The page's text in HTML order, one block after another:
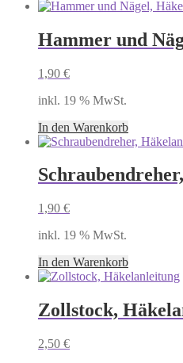
Hammer und
1,90 €
inkl. 19 % MwSt.
In den Warenkorb
1,90 €
inkl. 19 % MwSt.
In den Warenkorb
Zollstock,
2,50 €